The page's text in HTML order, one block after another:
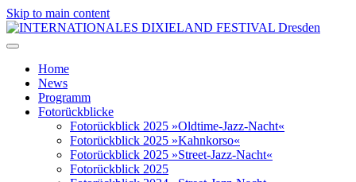
Skip to main content
Home
News
Programm
Fotorückblicke
Fotorückblick 2025 »Oldtime-Jazz-Nacht«
Fotorückblick 2025 »Kahnkorso«
Fotorückblick 2025 »Street-Jazz-Nacht«
Fotorückblick 2025